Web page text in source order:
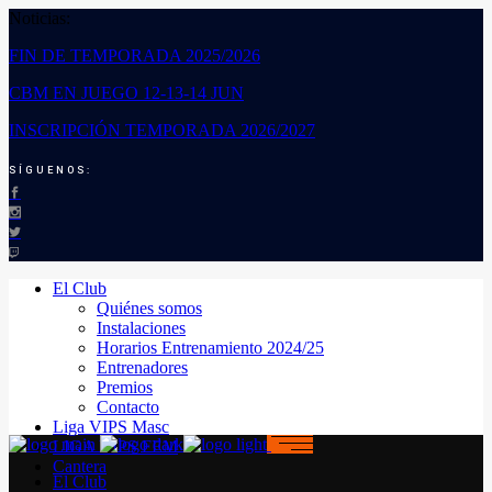
Noticias:
FIN DE TEMPORADA 2025/2026
CBM EN JUEGO 12-13-14 JUN
INSCRIPCIÓN TEMPORADA 2026/2027
SÍGUENOS:
El Club
Quiénes somos
Instalaciones
Horarios Entrenamiento 2024/25
Entrenadores
Premios
Contacto
Liga VIPS Masc
LIGA VIPS FEM
Cantera
El Club